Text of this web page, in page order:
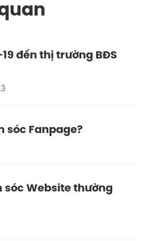
đến thị trường BĐS
sóc Fanpage?
sóc Website thường